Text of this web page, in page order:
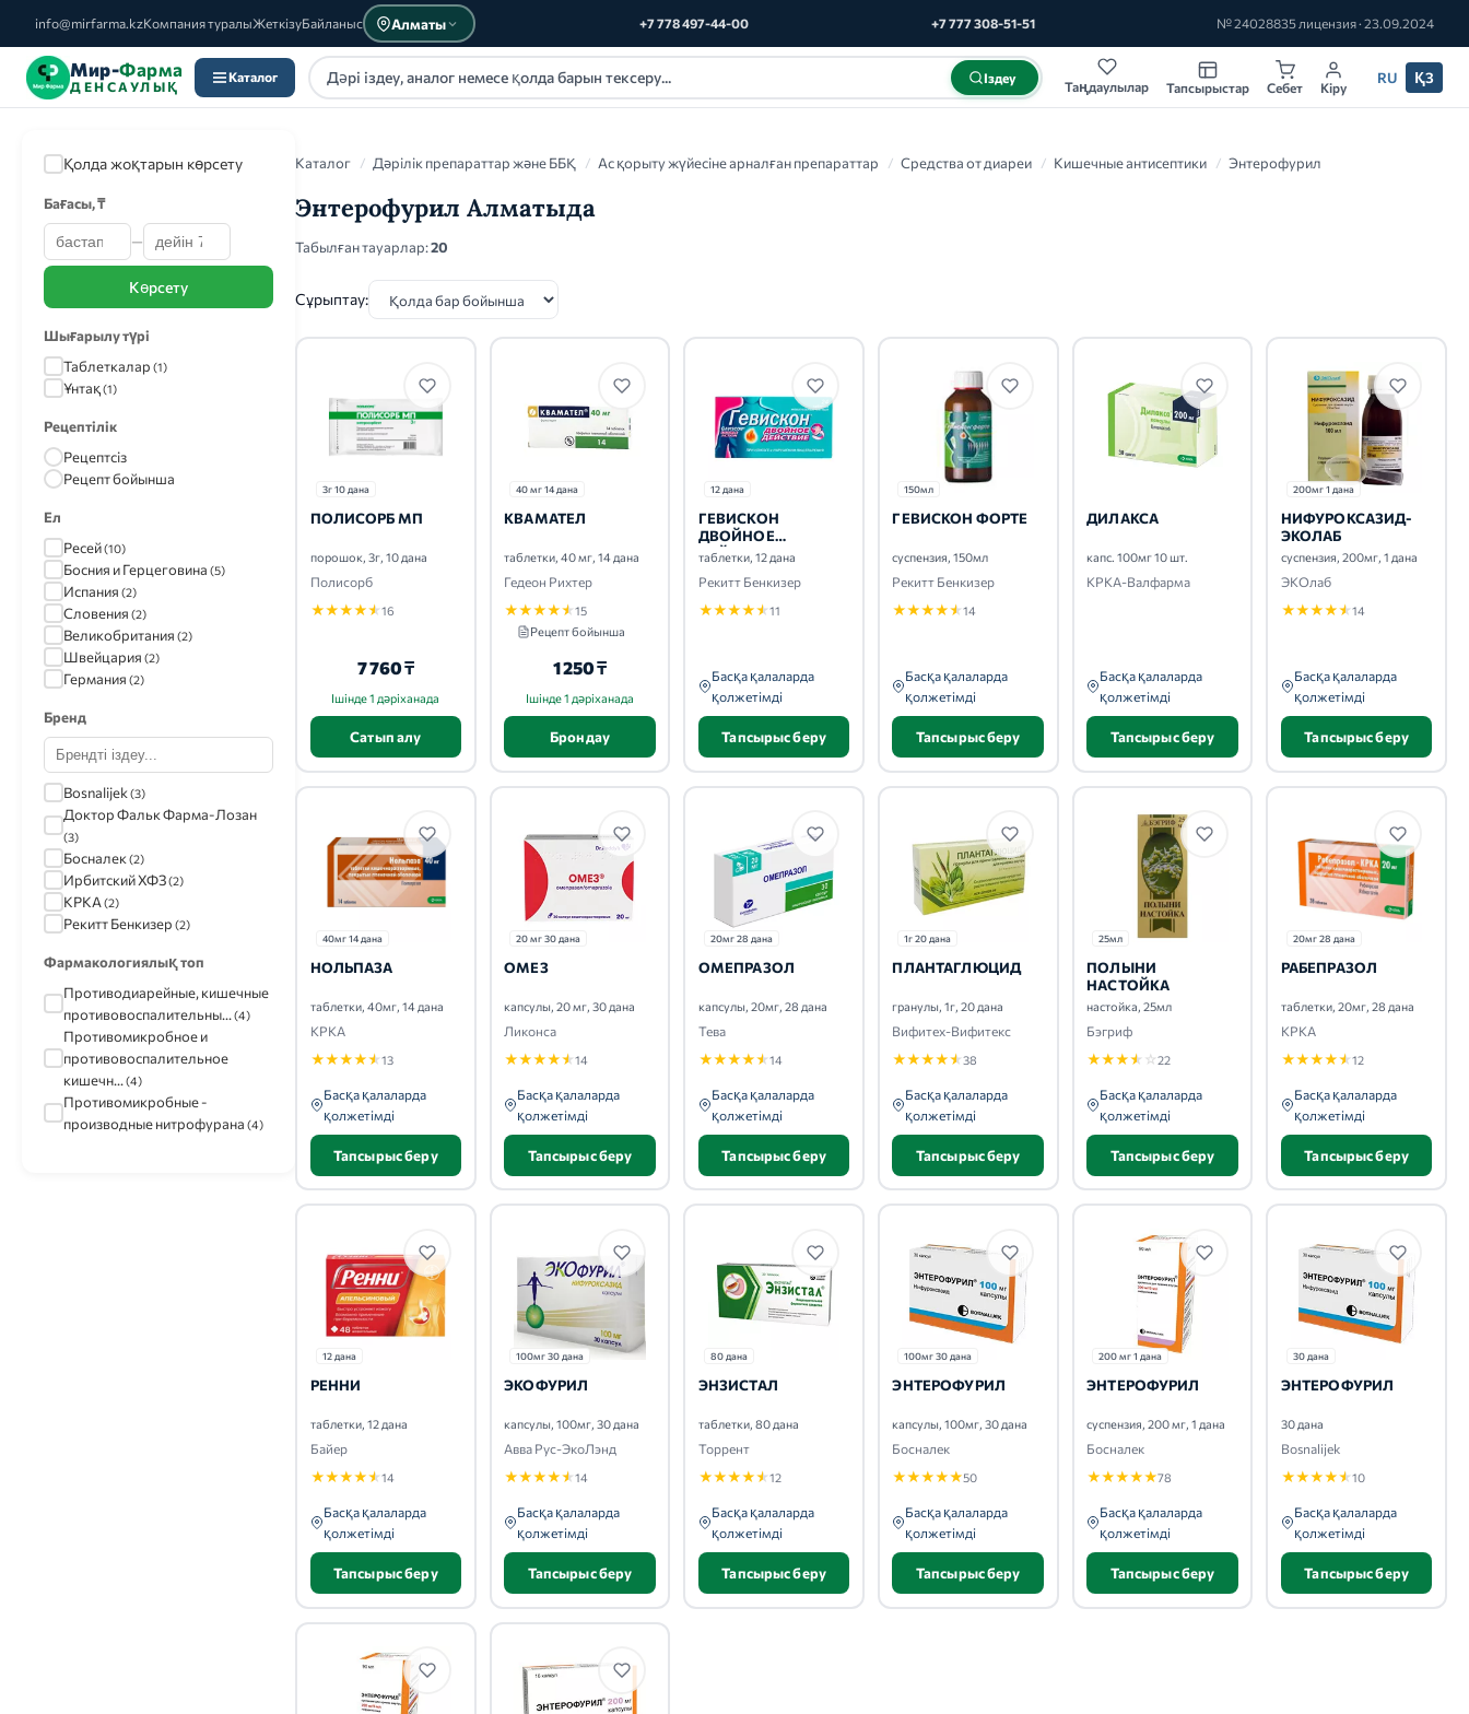
info@mirfarma.kzКомпания туралыЖеткізуБайланыс Алматы +7 778 497-44-00 +7 777 308-51-51 № 24028835 лицензия · 23.09.2024
Мир-Фарма
ДЕНСАУЛЫҚ
Каталог Іздеу
Таңдаулылар Тапсырыстар Себет Кіру
RU ҚЗ
Каталог
Қолда жоқтарын көрсету
Бағасы, ₸
—
Көрсету
Шығарылу түрі
Таблеткалар (1)
Ұнтақ(1)
Рецептілік
Рецептсіз
Рецепт бойынша
Ел
Ресей(10)
Босния и Герцеговина (5)
Испания (2)
Словения (2)
Великобритания (2)
Швейцария (2)
Германия (2)
Бренд
Bosnalijek(3)
Доктор Фальк Фарма-Лозан
(3)
Босналек(2)
Ирбитский ХФЗ(2)
КРКА (2)
Рекитт Бенкизер (2)
Фармакологиялық топ
Противодиарейные, кишечные
противовоспалительны... (4)
Противомикробное и
противовоспалительное
кишечн... (4)
Противомикробные -
производные нитрофурана (4)
Каталог / Дәрілік препараттар және ББҚ / Ас қорыту жүйесіне арналған препараттар / Средства от диареи / Кишечные антисептики / Энтерофурил
Энтерофурил Алматыда
Табылған тауарлар:20
Сұрыптау:
3г 10 дана
ПОЛИСОРБ МП
порошок, 3г, 10 дана
Полисорб
★★★★★16
7 760 ₸
Ішінде 1 дәріханада
Сатып алу
40 мг 14 дана
КВАМАТЕЛ
таблетки, 40 мг, 14 дана
Гедеон Рихтер
★★★★★15
Рецепт бойынша
1 250 ₸
Ішінде 1 дәріханада
Брондау
12 дана
ГЕВИСКОН
ДВОЙНОЕ
ДЕЙСТВИЕ
таблетки, 12 дана
Рекитт Бенкизер
★★★★★11
Басқа қалаларда
қолжетімді
Тапсырыс беру
150мл
ГЕВИСКОН ФОРТЕ
суспензия, 150мл
Рекитт Бенкизер
★★★★★14
Басқа қалаларда
қолжетімді
Тапсырыс беру
ДИЛАКСА
капс. 100мг 10 шт.
КРКА-Валфарма
Басқа қалаларда
қолжетімді
Тапсырыс беру
200мг 1 дана
НИФУРОКСАЗИД-
ЭКОЛАБ
суспензия, 200мг, 1 дана
ЭКОлаб
★★★★★14
Басқа қалаларда
қолжетімді
Тапсырыс беру
40мг 14 дана
НОЛЬПАЗА
таблетки, 40мг, 14 дана
КРКА
★★★★★13
Басқа қалаларда
қолжетімді
Тапсырыс беру
20 мг 30 дана
ОМЕЗ
капсулы, 20 мг, 30 дана
Ликонса
★★★★★14
Басқа қалаларда
қолжетімді
Тапсырыс беру
20мг 28 дана
ОМЕПРАЗОЛ
капсулы, 20мг, 28 дана
Тева
★★★★★14
Басқа қалаларда
қолжетімді
Тапсырыс беру
1г 20 дана
ПЛАНТАГЛЮЦИД
гранулы, 1г, 20 дана
Вифитех-Вифитекс
★★★★★38
Басқа қалаларда
қолжетімді
Тапсырыс беру
25мл
ПОЛЫНИ
НАСТОЙКА
настойка, 25мл
Бэгриф
★★★★ ☆22
Басқа қалаларда
қолжетімді
Тапсырыс беру
20мг 28 дана
РАБЕПРАЗОЛ
таблетки, 20мг, 28 дана
КРКА
★★★★★12
Басқа қалаларда
қолжетімді
Тапсырыс беру
12 дана
РЕННИ
таблетки, 12 дана
Байер
★★★★★14
Басқа қалаларда
қолжетімді
Тапсырыс беру
100мг 30 дана
ЭКОФУРИЛ
капсулы, 100мг, 30 дана
Авва Рус-ЭкоЛэнд
★★★★★14
Басқа қалаларда
қолжетімді
Тапсырыс беру
80 дана
ЭНЗИСТАЛ
таблетки, 80 дана
Торрент
★★★★★12
Басқа қалаларда
қолжетімді
Тапсырыс беру
100мг 30 дана
ЭНТЕРОФУРИЛ
капсулы, 100мг, 30 дана
Босналек
★★★★★50
Басқа қалаларда
қолжетімді
Тапсырыс беру
200 мг 1 дана
ЭНТЕРОФУРИЛ
суспензия, 200 мг, 1 дана
Босналек
★★★★★78
Басқа қалаларда
қолжетімді
Тапсырыс беру
30 дана
ЭНТЕРОФУРИЛ
30 дана
Bosnalijek
★★★★★10
Басқа қалаларда
қолжетімді
Тапсырыс беру